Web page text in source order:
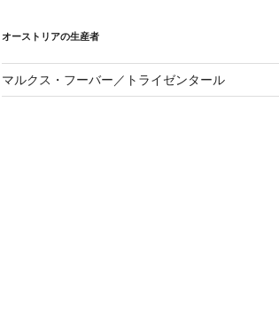
オーストリアの生産者
マルクス・フーバー／トライゼンタール